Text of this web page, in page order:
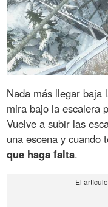
Nada más llegar baja
mira bajo la escalera
Vuelve a subir las
una escena y cuando
que haga falta.